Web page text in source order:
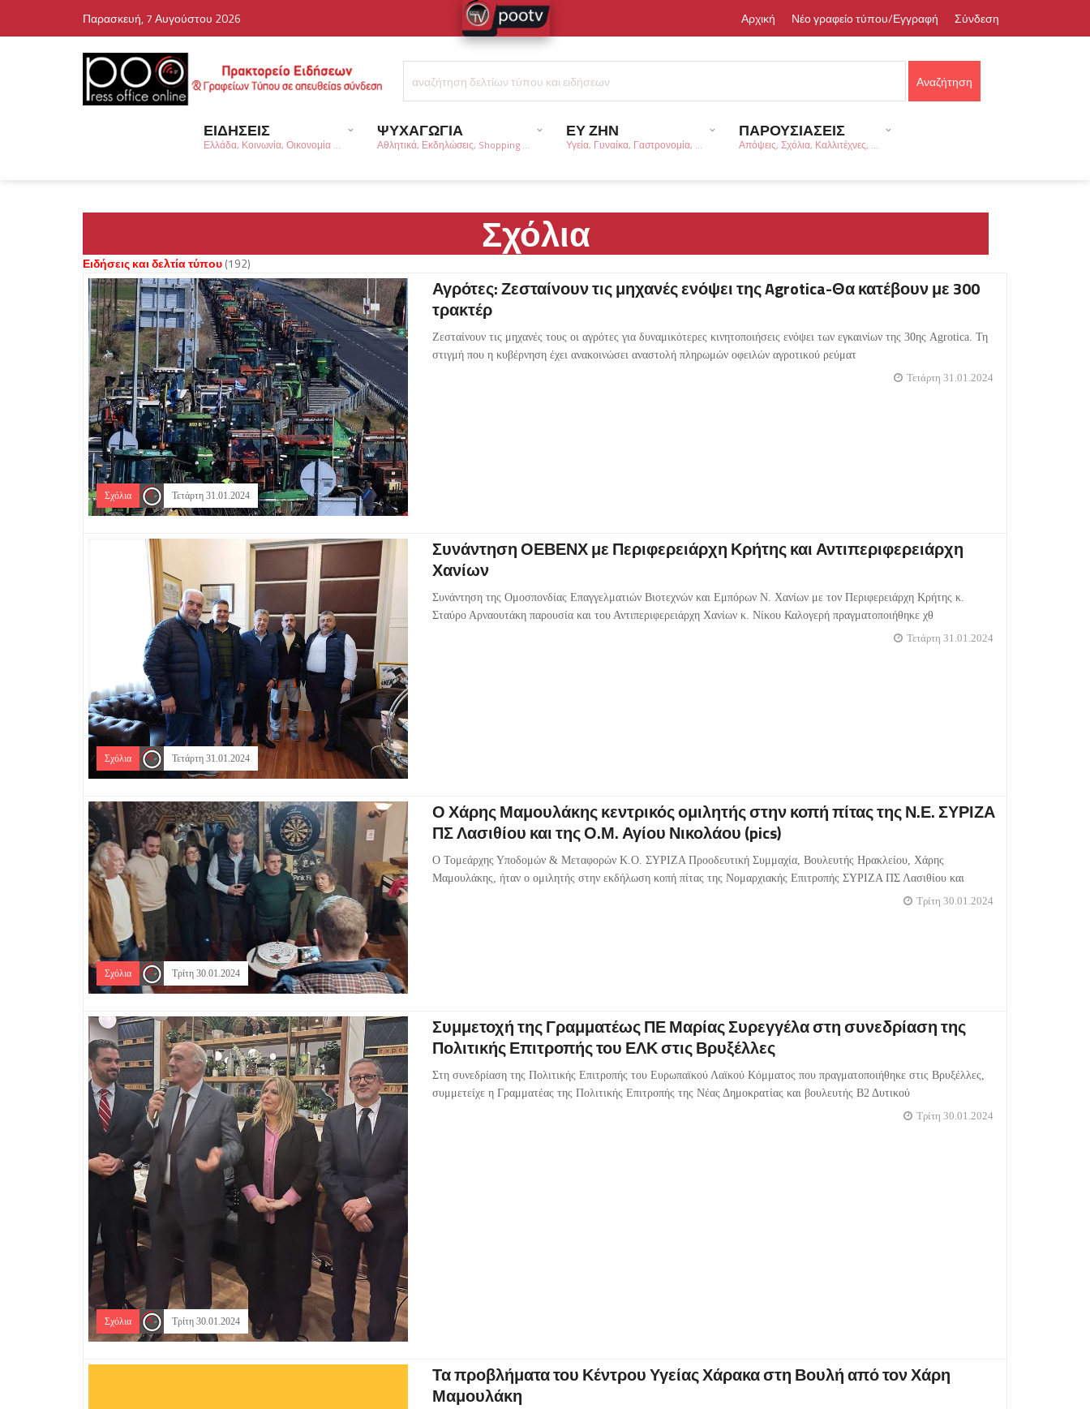
Παρασκευή, 7 Αυγούστου 2026 Αρχική Νέο γραφείο τύπου/Εγγραφή Σύνδεση
ΕΙΔΗΣΕΙΣ
Ελλάδα, Κοινωνία, Οικονομία ...
ΨΥΧΑΓΩΓΙΑ
Αθλητικά, Εκδηλώσεις, Shopping ...
ΕΥ ΖΗΝ
Υγεία, Γυναίκα, Γαστρονομία, ...
ΠΑΡΟΥΣΙΑΣΕΙΣ
Απόψεις, Σχόλια, Καλλιτέχνες, ...
Σχόλια
Ειδήσεις και δελτία τύπου(192)
Σχόλια Τετάρτη 31.01.2024
Αγρότες: Ζεσταίνουν τις μηχανές ενόψει της Agrotica-Θα κατέβουν με 300
τρακτέρ
Ζεσταίνουν τις μηχανές τους οι αγρότες για δυναμικότερες κινητοποιήσεις ενόψει των εγκαινίων της 30ης Agrotica. Τη
στιγμή που η κυβέρνηση έχει ανακοινώσει αναστολή πληρωμών οφειλών αγροτικού ρεύματ
Τετάρτη 31.01.2024
Σχόλια Τετάρτη 31.01.2024
Συνάντηση ΟΕΒΕΝΧ με Περιφερειάρχη Κρήτης και Αντιπεριφερειάρχη
Χανίων
Συνάντηση της Ομοσπονδίας Επαγγελματιών Βιοτεχνών και Εμπόρων Ν. Χανίων με τον Περιφερειάρχη Κρήτης κ.
Σταύρο Αρναουτάκη παρουσία και του Αντιπεριφερειάρχη Χανίων κ. Νίκου Καλογερή πραγματοποιήθηκε χθ
Τετάρτη 31.01.2024
Σχόλια Τρίτη 30.01.2024
Ο Χάρης Μαμουλάκης κεντρικός ομιλητής στην κοπή πίτας της Ν.Ε. ΣΥΡΙΖΑ
ΠΣ Λασιθίου και της Ο.Μ. Αγίου Νικολάου (pics)
Ο Τομεάρχης Υποδομών & Μεταφορών Κ.Ο. ΣΥΡΙΖΑ Προοδευτική Συμμαχία, Βουλευτής Ηρακλείου, Χάρης
Μαμουλάκης, ήταν ο ομιλητής στην εκδήλωση κοπή πίτας της Νομαρχιακής Επιτροπής ΣΥΡΙΖΑ ΠΣ Λασιθίου και
Τρίτη 30.01.2024
Σχόλια Τρίτη 30.01.2024
Συμμετοχή της Γραμματέως ΠΕ Μαρίας Συρεγγέλα στη συνεδρίαση της
Πολιτικής Επιτροπής του ΕΛΚ στις Βρυξέλλες
Στη συνεδρίαση της Πολιτικής Επιτροπής του Ευρωπαϊκού Λαϊκού Κόμματος που πραγματοποιήθηκε στις Βρυξέλλες,
συμμετείχε η Γραμματέας της Πολιτικής Επιτροπής της Νέας Δημοκρατίας και βουλευτής Β2 Δυτικού
Τρίτη 30.01.2024
Τα προβλήματα του Κέντρου Υγείας Χάρακα στη Βουλή από τον Χάρη
Μαμουλάκη